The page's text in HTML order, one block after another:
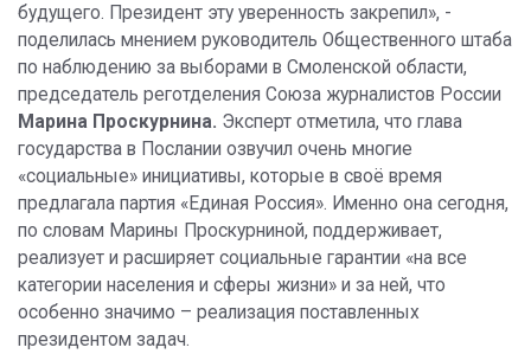
будущего. Президент эту уверенность закрепил», -
поделилась мнением руководитель Общественного штаба
по наблюдению за выборами в Смоленской области,
председатель реготделения Союза журналистов России
Марина Проскурнина. Эксперт отметила, что глава
государства в Послании озвучил очень многие
«социальные» инициативы, которые в своё время
предлагала партия «Единая Россия». Именно она сегодня,
по словам Марины Проскурниной, поддерживает,
реализует и расширяет социальные гарантии «на все
категории населения и сферы жизни» и за ней, что
особенно значимо – реализация поставленных
президентом задач.